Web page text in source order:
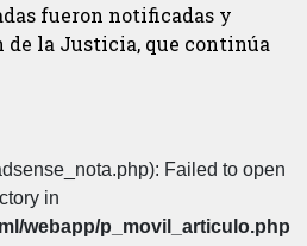
fueron notificadas y
de la Justicia, que continúa
Failed to open
in
webapp/p_movil_articulo.php